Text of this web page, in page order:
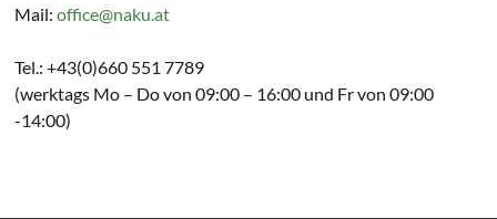
Mail:office@naku.at
Tel.: +43(0)660 551 7789
(werktags Mo – Do von 09:00 – 16:00 und Fr von 09:00
-14:00)